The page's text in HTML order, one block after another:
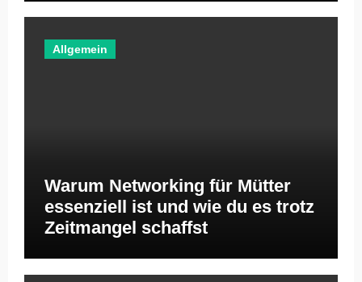
Allgemein
Warum Networking für Mütter
essenziell ist und wie du es trotz
Zeitmangel schaffst